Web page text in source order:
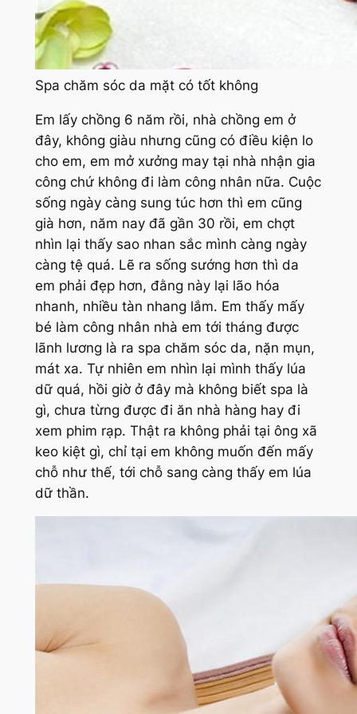
Spa chăm sóc da mặt có tốt không
Em lấy chồng 6 năm rồi, nhà chồng em ở
đây, không giàu nhưng cũng có điều kiện lo
cho em, em mở xưởng may tại nhà nhận gia
công chứ không đi làm công nhân nữa. Cuộc
sống ngày càng sung túc hơn thì em cũng
già hơn, năm nay đã gần 30 rồi, em chợt
nhìn lại thấy sao nhan sắc mình càng ngày
càng tệ quá. Lẽ ra sống sướng hơn thì da
em phải đẹp hơn, đằng này lại lão hóa
nhanh, nhiều tàn nhang lắm. Em thấy mấy
bé làm công nhân nhà em tới tháng được
lãnh lương là ra spa chăm sóc da, nặn mụn,
mát xa. Tự nhiên em nhìn lại mình thấy lúa
dữ quá, hồi giờ ở đây mà không biết spa là
gì, chưa từng được đi ăn nhà hàng hay đi
xem phim rạp. Thật ra không phải tại ông xã
keo kiệt gì, chỉ tại em không muốn đến mấy
chỗ như thế, tới chỗ sang càng thấy em lúa
dữ thần.